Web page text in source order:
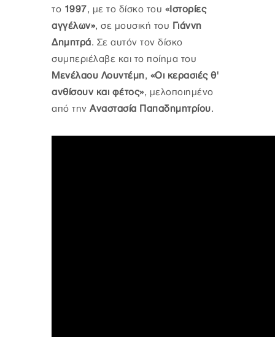
το 1997, με το δίσκο του «Ιστορίες
αγγέλων», σε μουσική του Γιάννη
Δημητρά. Σε αυτόν τον δίσκο
συμπεριέλαβε και το ποίημα του
Μενέλαου Λουντέμη, «Οι κερασιές θ'
ανθίσουν και φέτος», μελοποιημένο
από την Αναστασία Παπαδημητρίου.